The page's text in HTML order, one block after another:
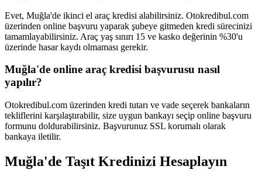
Evet, Muğla'de ikinci el araç kredisi alabilirsiniz. Otokredibul.com
üzerinden online başvuru yaparak şubeye gitmeden kredi sürecinizi
tamamlayabilirsiniz. Araç yaş sınırı 15 ve kasko değerinin %30'u
üzerinde hasar kaydı olmaması gerekir.
Muğla'de online araç kredisi başvurusu nasıl
yapılır?
Otokredibul.com üzerinden kredi tutarı ve vade seçerek bankaların
tekliflerini karşılaştırabilir, size uygun bankayı seçip online başvuru
formunu doldurabilirsiniz. Başvurunuz SSL korumalı olarak
bankaya iletilir.
Muğla'de Taşıt Kredinizi Hesaplayın